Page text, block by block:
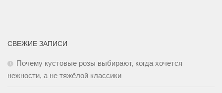
СВЕЖИЕ ЗАПИСИ
Почему кустовые розы выбирают, когда хочется
нежности, а не тяжёлой классики